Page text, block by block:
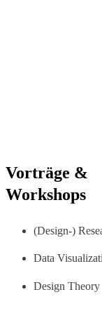
Vorträge &
Workshops
(Design-)
Data
Design Theory